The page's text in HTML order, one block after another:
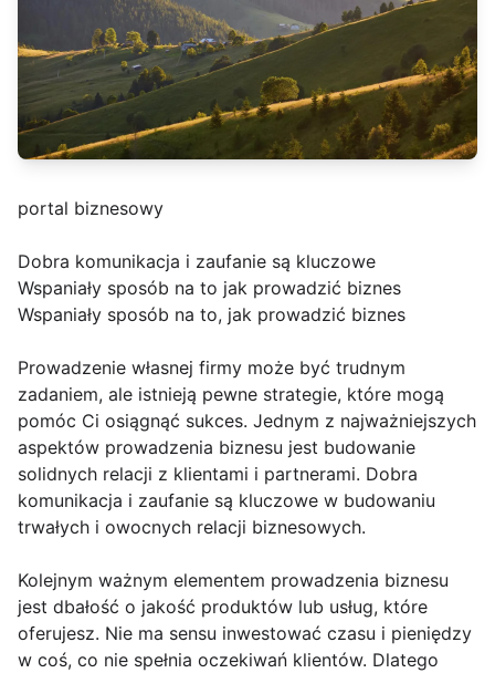
portal biznesowy
Dobra komunikacja i zaufanie są kluczowe
Wspaniały sposób na to jak prowadzić biznes
Wspaniały sposób na to, jak prowadzić biznes
Prowadzenie własnej firmy może być trudnym
zadaniem, ale istnieją pewne strategie, które mogą
pomóc Ci osiągnąć sukces. Jednym z najważniejszych
aspektów prowadzenia biznesu jest budowanie
solidnych relacji z klientami i partnerami. Dobra
komunikacja i zaufanie są kluczowe w budowaniu
trwałych i owocnych relacji biznesowych.
Kolejnym ważnym elementem prowadzenia biznesu
jest dbałość o jakość produktów lub usług, które
oferujesz. Nie ma sensu inwestować czasu i pieniędzy
w coś, co nie spełnia oczekiwań klientów. Dlatego